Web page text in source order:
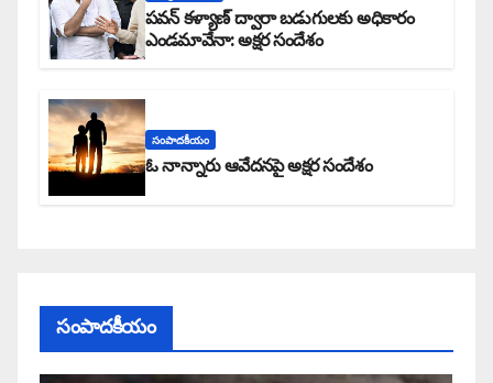
పవన్ కళ్యాణ్ ద్వారా బడుగులకు అధికారం
ఎండమావేనా: అక్షర సందేశం
సంపాదకీయం
ఓ నాన్నారు ఆవేదనపై అక్షర సందేశం
సంపాదకీయం